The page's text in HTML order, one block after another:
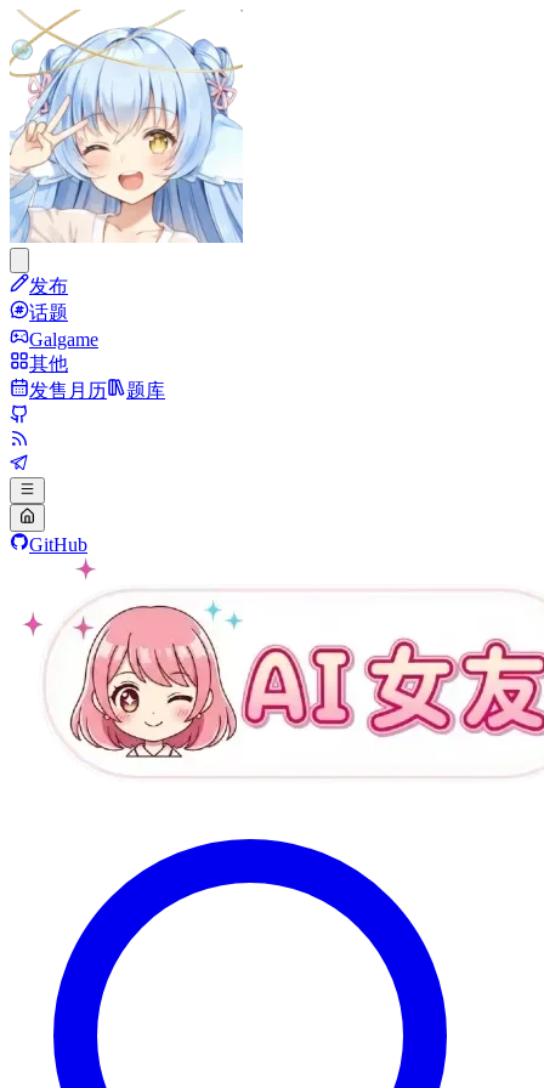
发布
话题
Galgame
其他
发售月历
题库
GitHub